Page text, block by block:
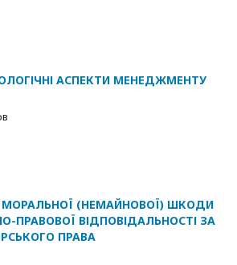
АСПЕКТИ МЕНЕДЖМЕНТУ
(НЕМАЙНОВОЇ) ШКОДИ
ПРАВОВОЇ ВІДПОВІДАЛЬНОСТІ ЗА
ПРАВА